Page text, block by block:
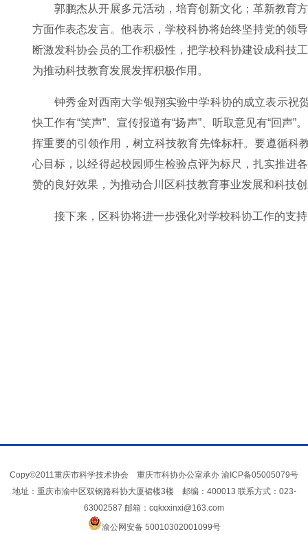
郭鹏杰从开展多元活动，培育创新文化；革新教育
方面作表态发言。他表示，学校科协将始终坚持党的领
断激发科协会员的工作积极性，把学校科协建设成科技
为推动科技教育发展发挥积极作用。
钟秀金对西南大学银翔实验中学科协的成立表示祝
快工作有“笑声”、宣传报道有“扬声”、听取意见有“回声
挥重要的引领作用，树立科技教育先锋标杆。要遵循科
心目标，以经得起校园师生检验点评为标尺，扎实推进
赞的良好效果，为推动合川区科技教育事业发展和科技
接下来，区科协将进一步强化对学校科协工作的支
Copy©2011重庆市科学技术协会 重庆市科协办公室承办 渝ICP备05005079号
地址：重庆市渝中区双钢路科协大厦裙楼3楼 邮编：400013 联系方式：023-
63002587 邮箱：cqkxxinxi@163.com
渝公网安备 50010302001099号